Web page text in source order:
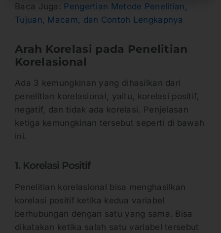
Baca Juga: Pengertian Metode Penelitian,
Tujuan, Macam, dan Contoh Lengkapnya
Arah Korelasi pada Penelitian
Korelasional
Ada 3 kemungkinan yang dihasilkan dari
penelitian korelasional, yaitu, korelasi positif,
negatif, dan tidak ada korelasi. Penjelasan
ketiga kemungkinan tersebut seperti di bawah
ini.
1. Korelasi Positif
Penelitian korelasional bisa menghasilkan
korelasi positif ketika kedua variabel
berhubungan dengan satu yang sama. Bisa
dikatakan ketika salah satu variabel tersebut